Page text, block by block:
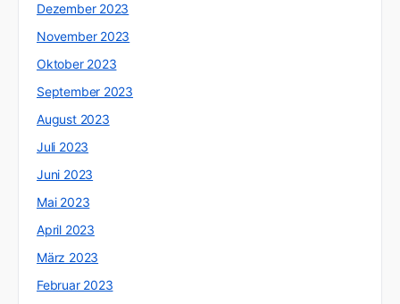
Dezember 2023
November 2023
Oktober 2023
September 2023
August 2023
Juli 2023
Juni 2023
Mai 2023
April 2023
März 2023
Februar 2023